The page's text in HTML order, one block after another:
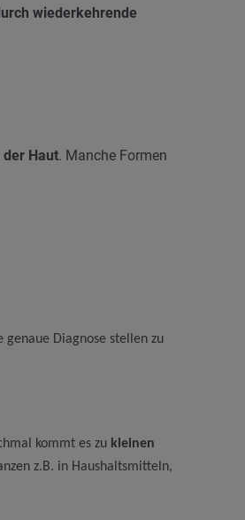
wiederkehrende
der Haut. Manche Formen
Diagnose stellen zu
kommt es zu kleinen
z.B. in Haushaltsmitteln,